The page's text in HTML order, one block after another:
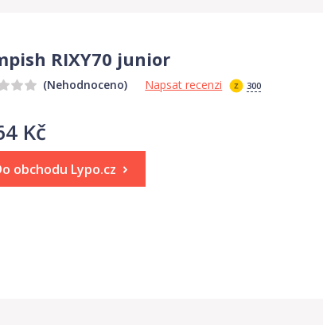
RIXY70 junior
(Nehodnoceno) Napsat recenzi 300
Kč
obchodu Lypo.cz